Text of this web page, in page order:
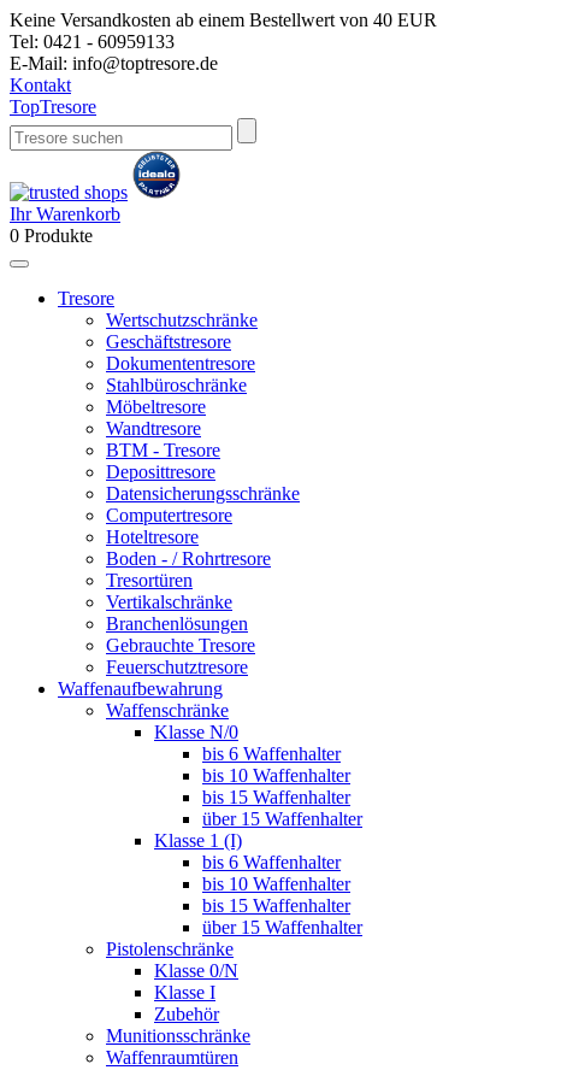
Keine Versandkosten ab einem Bestellwert von 40 EUR
Tel: 0421 - 60959133
E-Mail: info@toptresore.de
Kontakt
TopTresore
Ihr Warenkorb
0 Produkte
Tresore
Wertschutzschränke
Geschäftstresore
Dokumententresore
Stahlbüroschränke
Möbeltresore
Wandtresore
BTM - Tresore
Deposittresore
Datensicherungsschränke
Computertresore
Hoteltresore
Boden - / Rohrtresore
Tresortüren
Vertikalschränke
Branchenlösungen
Gebrauchte Tresore
Feuerschutztresore
Waffenaufbewahrung
Waffenschränke
Klasse N/0
bis 6 Waffenhalter
bis 10 Waffenhalter
bis 15 Waffenhalter
über 15 Waffenhalter
Klasse 1 (I)
bis 6 Waffenhalter
bis 10 Waffenhalter
bis 15 Waffenhalter
über 15 Waffenhalter
Pistolenschränke
Klasse 0/N
Klasse I
Zubehör
Munitionsschränke
Waffenraumtüren